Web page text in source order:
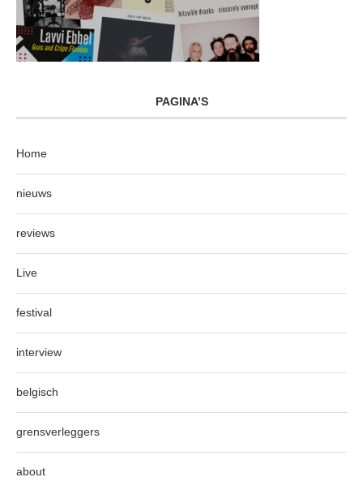
PAGINA’S
Home
nieuws
reviews
Live
festival
interview
belgisch
grensverleggers
about